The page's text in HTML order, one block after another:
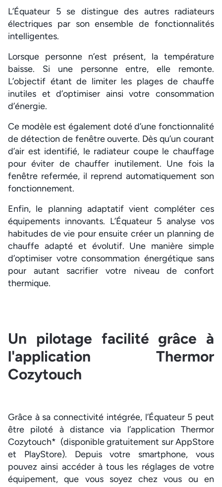
L’Équateur 5 se distingue des autres radiateurs
électriques par son ensemble de fonctionnalités
intelligentes.
Lorsque personne n’est présent, la température
baisse. Si une personne entre, elle remonte.
L’objectif étant de limiter les plages de chauffe
inutiles et d’optimiser ainsi votre consommation
d’énergie.
Ce modèle est également doté d’une fonctionnalité
de détection de fenêtre ouverte. Dès qu’un courant
d’air est identifié, le radiateur coupe le chauffage
pour éviter de chauffer inutilement. Une fois la
fenêtre refermée, il reprend automatiquement son
fonctionnement.
Enfin, le planning adaptatif vient compléter ces
équipements innovants. L’Équateur 5 analyse vos
habitudes de vie pour ensuite créer un planning de
chauffe adapté et évolutif. Une manière simple
d’optimiser votre consommation énergétique sans
pour autant sacrifier votre niveau de confort
thermique.
Un pilotage facilité grâce à
l'application Thermor
Cozytouch
Grâce à sa connectivité intégrée, l’Équateur 5 peut
être piloté à distance via l’application Thermor
Cozytouch* (disponible gratuitement sur AppStore
et PlayStore). Depuis votre smartphone, vous
pouvez ainsi accéder à tous les réglages de votre
équipement, que vous soyez chez vous ou en